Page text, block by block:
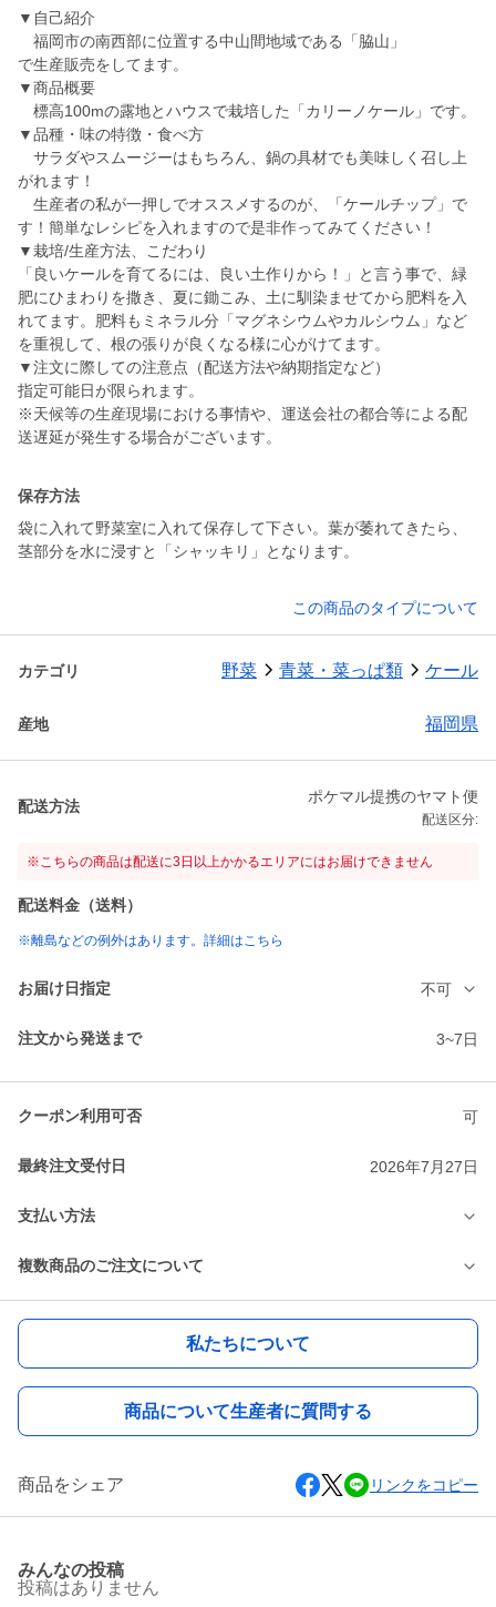
▼自己紹介
福岡市の南西部に位置する中山間地域である「脇山」
で生産販売をしてます。
▼商品概要
標高100mの露地とハウスで栽培した「カリーノケール」です。
▼品種・味の特徴・食べ方
サラダやスムージーはもちろん、鍋の具材でも美味しく召し上
がれます！
生産者の私が一押しでオススメするのが、「ケールチップ」で
す！簡単なレシピを入れますので是非作ってみてください！
▼栽培/生産方法、こだわり
「良いケールを育てるには、良い土作りから！」と言う事で、緑
肥にひまわりを撒き、夏に鋤こみ、土に馴染ませてから肥料を入
れてます。肥料もミネラル分「マグネシウムやカルシウム」など
を重視して、根の張りが良くなる様に心がけてます。
▼注文に際しての注意点（配送方法や納期指定など）
指定可能日が限られます。
※天候等の生産現場における事情や、運送会社の都合等による配
送遅延が発生する場合がございます。
保存方法
袋に入れて野菜室に入れて保存して下さい。葉が萎れてきたら、
茎部分を水に浸すと「シャッキリ」となります。
この商品のタイプについて
カテゴリ 野菜 青菜・菜っぱ類 ケール
産地 福岡県
配送方法
ポケマル提携のヤマト便
配送区分:
※こちらの商品は配送に3日以上かかるエリアにはお届けできません
配送料金（送料）
※離島などの例外はあります。詳細はこちら
お届け日指定 不可
注文から発送まで 3~7日
クーポン利用可否 可
最終注文受付日 2026年7月27日
支払い方法
複数商品のご注文について
私たちについて
商品について生産者に質問する
商品をシェア リンクをコピー
みんなの投稿
投稿はありません